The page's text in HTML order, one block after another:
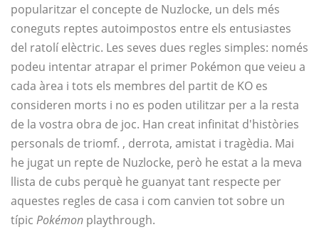
popularitzar el concepte de Nuzlocke, un dels més
coneguts reptes autoimpostos entre els entusiastes
del ratolí elèctric. Les seves dues regles simples: només
podeu intentar atrapar el primer Pokémon que veieu a
cada àrea i tots els membres del partit de KO es
consideren morts i no es poden utilitzar per a la resta
de la vostra obra de joc. Han creat infinitat d'històries
personals de triomf. , derrota, amistat i tragèdia. Mai
he jugat un repte de Nuzlocke, però he estat a la meva
llista de cubs perquè he guanyat tant respecte per
aquestes regles de casa i com canvien tot sobre un
típic Pokémon playthrough.